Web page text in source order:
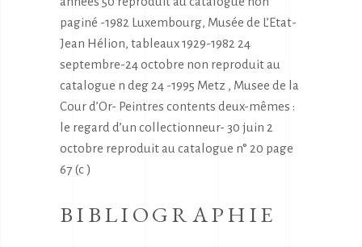
paginé -1982 Luxembourg, Musée de L’Etat-
Jean Hélion, tableaux 1929-1982 24
septembre-24 octobre non reproduit au
catalogue n deg 24 -1995 Metz , Musee de la
Cour d’Or- Peintres contents deux-mêmes :
le regard d’un collectionneur- 30 juin 2
octobre reproduit au catalogue n° 20 page
67 (c )
BIBLIOGRAPHIE